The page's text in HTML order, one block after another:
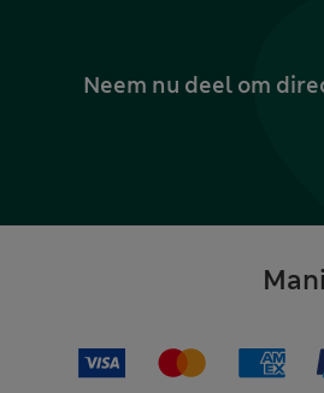
Neem nu deel om